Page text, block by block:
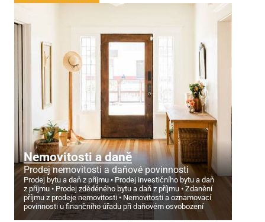
Nemovitosti a daně
Prodej nemovitosti a daňové povinnosti
Prodej bytu a daň z příjmu
Prodej investičního bytu a daň
z příjmu
Prodej zděděného bytu a daň z příjmu
Zdanění
příjmu z prodeje nemovitosti
Nemovitosti a oznamovací
povinnosti u finančního úřadu při daňovém osvobození